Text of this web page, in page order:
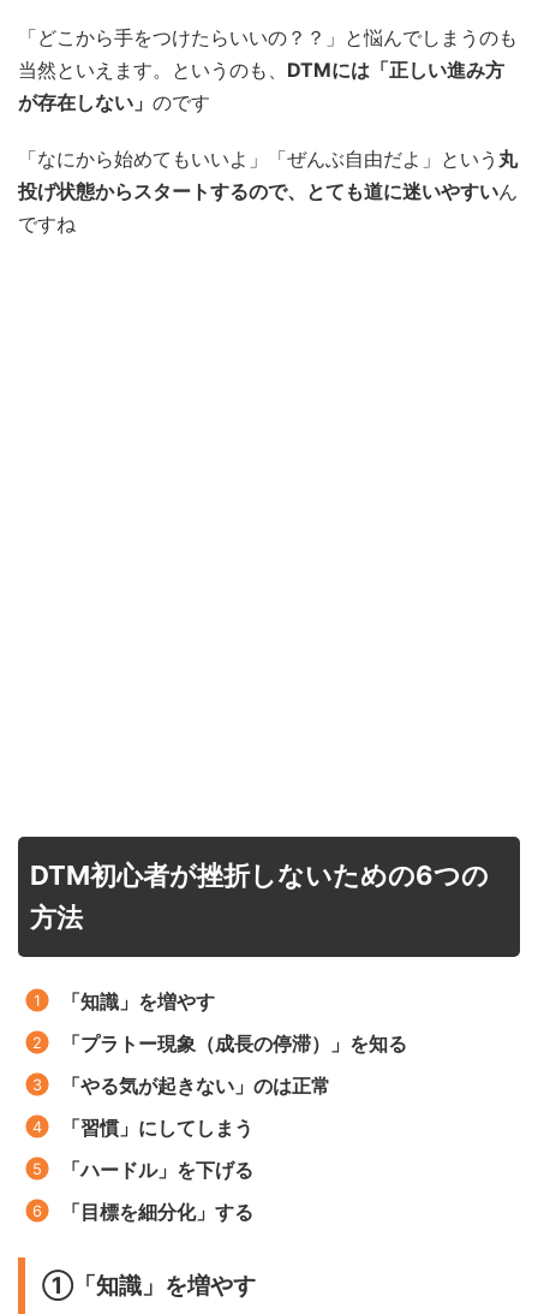
「どこから手をつけたらいいの？？」と悩んでしまうのも
当然といえます。というのも、 DTMには「正しい進み方
が存在しない」 のです
「なにから始めてもいいよ」「ぜんぶ自由だよ」という 丸
投げ状態からスタートするので、とても道に迷いやすいん
ですね
DTM初心者が挫折しないための6つの
方法
「知識」を増やす
「プラトー現象（成長の停滞）」を知る
「やる気が起きない」のは正常
「習慣」にしてしまう
「ハードル」を下げる
「目標を細分化」する
①「知識」を増やす